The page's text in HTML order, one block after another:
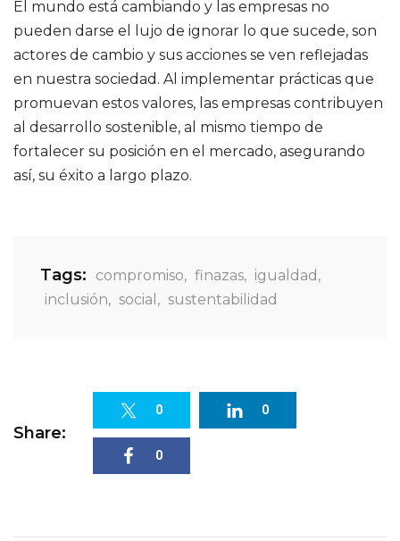
El mundo está cambiando y las empresas no
pueden darse el lujo de ignorar lo que sucede, son
actores de cambio y sus acciones se ven reflejadas
en nuestra sociedad. Al implementar prácticas que
promuevan estos valores, las empresas contribuyen
al desarrollo sostenible, al mismo tiempo de
fortalecer su posición en el mercado, asegurando
así, su éxito a largo plazo.
Tags: compromiso, finazas, igualdad ,
inclusión, social , sustentabilidad
Share:
0 0
0